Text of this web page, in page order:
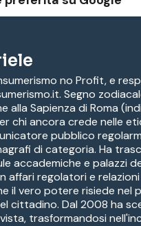
no Profit, e
Segno
alla Sapienza di Roma
chi ancora crede nelle
pubblico
di categoria. Ha
accademiche e palazzi
affari regolatori e
il vero potere risiede nel
cittadino. Dal 2008 ha
trasformandosi